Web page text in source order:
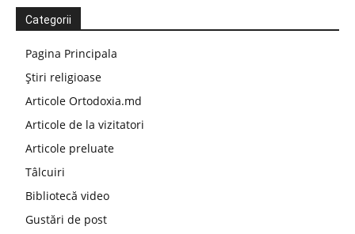
Categorii
Pagina Principala
Știri religioase
Articole Ortodoxia.md
Articole de la vizitatori
Articole preluate
Tâlcuiri
Bibliotecă video
Gustări de post